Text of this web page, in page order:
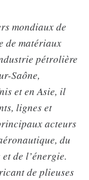
mondiaux de
de matériaux
pétrolière
Saône,
et en Asie, il
lignes et
acteurs
du
de l’énergie.
de plieuses